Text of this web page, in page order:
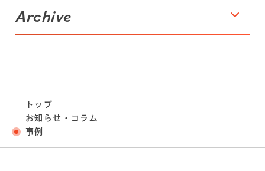
Archive
トップ
お知らせ・コラム
事例